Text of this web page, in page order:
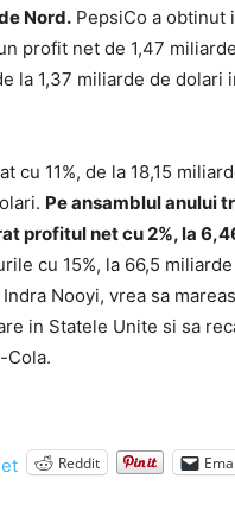
Nord. PepsiCo a obtinut
profit net de 1,47
la 1,37 miliarde de dolari
cu 11%, de la 18,15
Pe ansamblul anului
profitul net cu 2%, la
cu 15%, la 66,5
Nooyi, vrea sa
in Statele Unite si sa
Cola.
Reddit